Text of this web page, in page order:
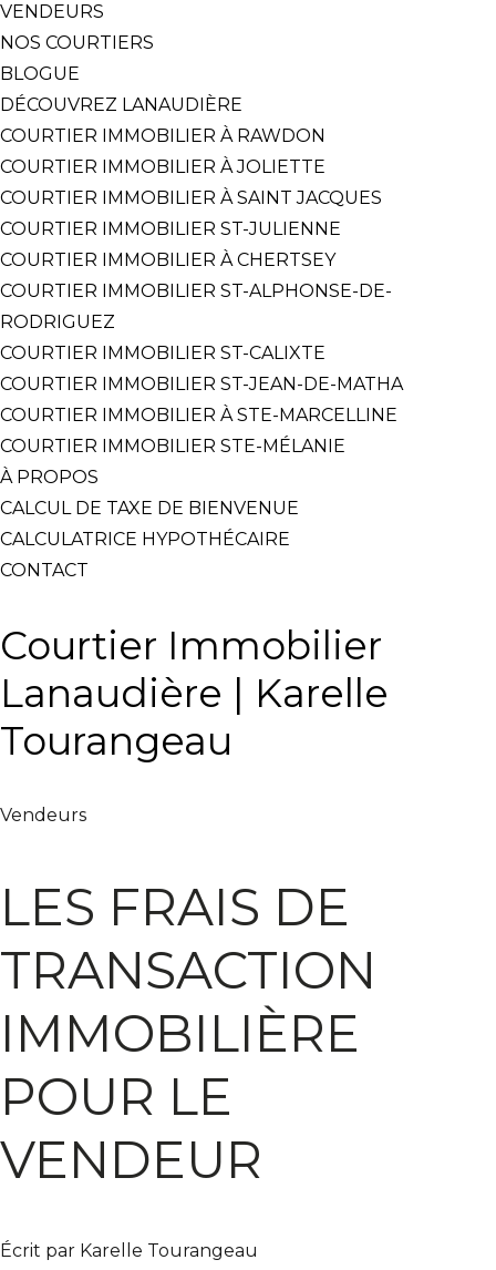
VENDEURS
NOS COURTIERS
BLOGUE
DÉCOUVREZ LANAUDIÈRE
COURTIER IMMOBILIER À RAWDON
COURTIER IMMOBILIER À JOLIETTE
COURTIER IMMOBILIER À SAINT JACQUES
COURTIER IMMOBILIER ST-JULIENNE
COURTIER IMMOBILIER À CHERTSEY
COURTIER IMMOBILIER ST-ALPHONSE-DE-
RODRIGUEZ
COURTIER IMMOBILIER ST-CALIXTE
COURTIER IMMOBILIER ST-JEAN-DE-MATHA
COURTIER IMMOBILIER À STE-MARCELLINE
COURTIER IMMOBILIER STE-MÉLANIE
À PROPOS
CALCUL DE TAXE DE BIENVENUE
CALCULATRICE HYPOTHÉCAIRE
CONTACT
Courtier Immobilier
Lanaudière | Karelle
Tourangeau
Vendeurs
LES FRAIS DE
TRANSACTION
IMMOBILIÈRE
POUR LE
VENDEUR
Écrit par Karelle Tourangeau